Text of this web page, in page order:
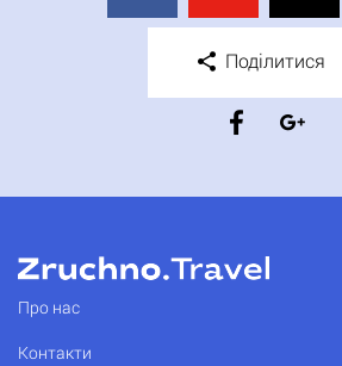
Поділитися
Про нас
Контакти